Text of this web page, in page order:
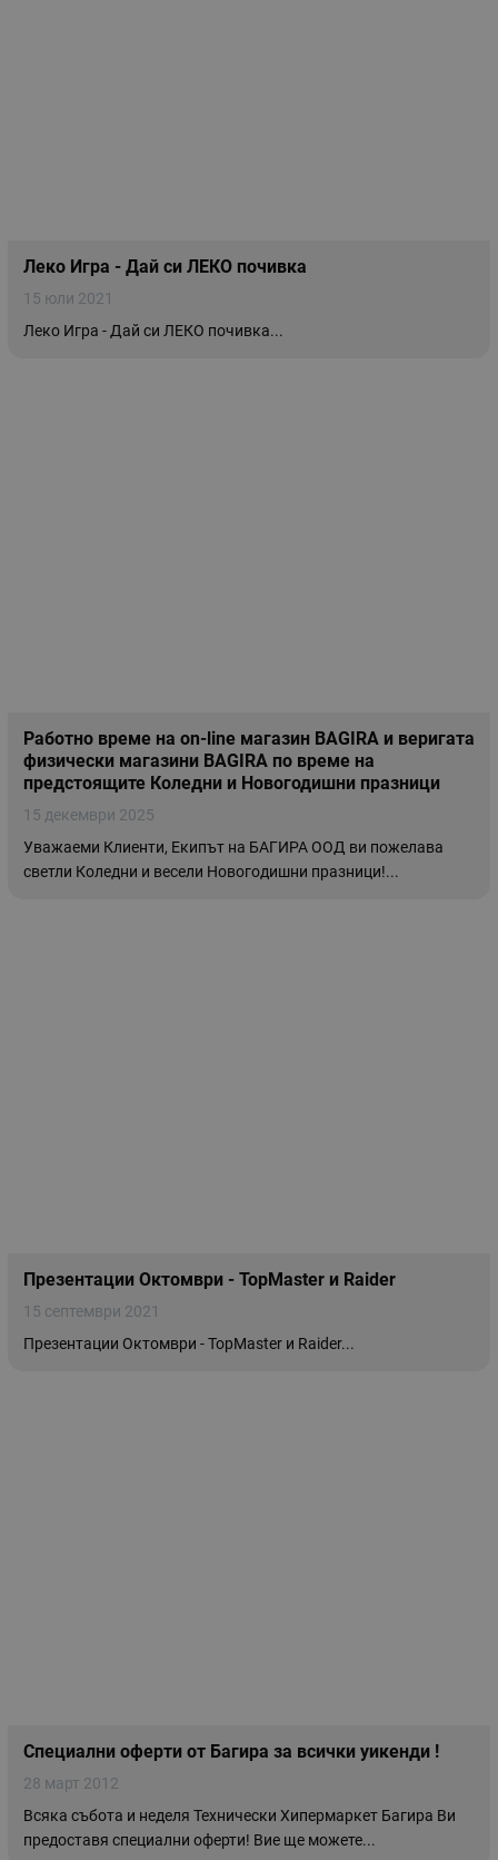
Леко Игра - Дай си ЛЕКО почивка
15 юли 2021
Леко Игра - Дай си ЛЕКО почивка...
Работно време на on-line магазин BAGIRA и веригата
физически магазини BAGIRA по време на
предстоящите Коледни и Новогодишни празници
15 декември 2025
Уважаеми Клиенти, Екипът на БАГИРА ООД ви пожелава
светли Коледни и весели Новогодишни празници!...
Презентации Октомври - TopMaster и Raider
15 септември 2021
Презентации Октомври - TopMaster и Raider...
Специални оферти от Багира за всички уикенди !
28 март 2012
Всяка събота и неделя Технически Хипермаркет Багира Ви
предоставя специални оферти! Вие ще можете...